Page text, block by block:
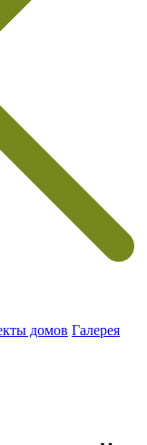
домов Галерея